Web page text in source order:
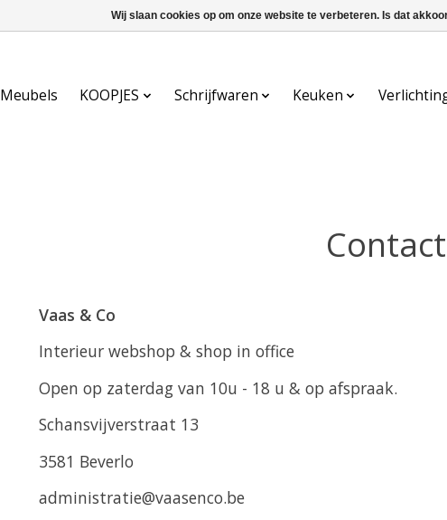
Meubels KOOPJES Schrijfwaren Keuken
Contact
Vaas & Co
Interieur webshop & shop in office
Open op zaterdag van 10u - 18 u & op afspraak.
Schansvijverstraat 13
3581 Beverlo
administratie@vaasenco.be
Wij slaan cookies op om onze website te verbeteren. Is dat